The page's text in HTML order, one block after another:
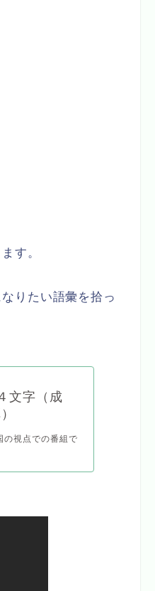
す。
りたい語彙を拾っ
文字（成
の視点での番組で